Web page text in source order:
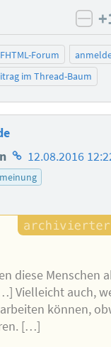
Forum
im Thread-Baum
Homepage
des
12.08.2016
meinung
diese Menschen
Vielleicht auch,
können,
[…]